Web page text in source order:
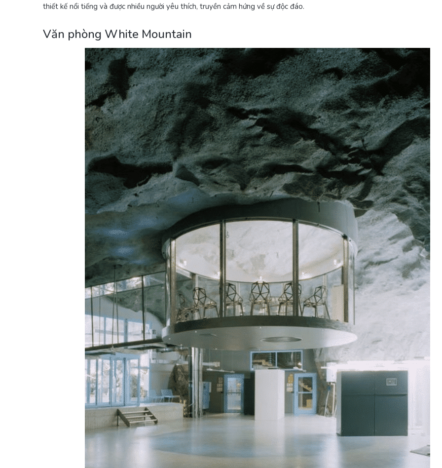
thiết kế nổi tiếng và được nhiều người yêu thích, truyền cảm hứng về sự độc đáo.
Văn phòng White Mountain